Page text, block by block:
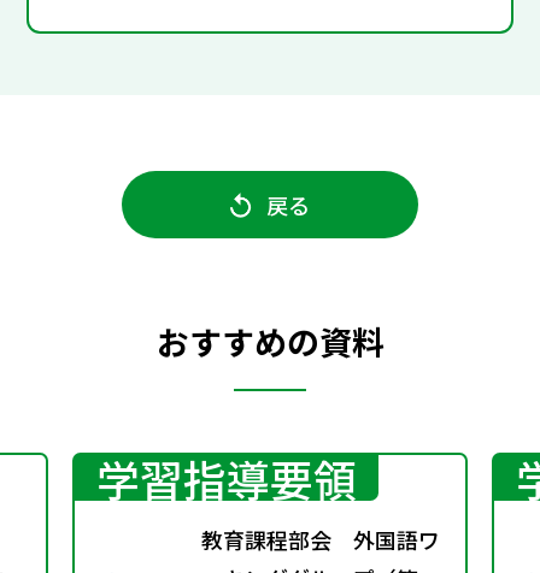
戻る
おすすめの資料
学習指導要領
教育課程部会 外国語ワ